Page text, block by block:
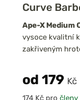
Curve
Ape-X Medium
vysoce kvalitní
zakřiveným
od 179 Kč
pro členy